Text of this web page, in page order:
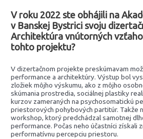
V roku 2022 ste obhájili na
v Banskej Bystrici svoju
Architektúra vnútorných
tohto projektu?
V dizertačnom projekte preskúmavam
performance a architektúry. Výstup bol
zložiek môjho výskumu, ako z môjho
skúmania prostredia, sociálnej plastiky
kurzov zameraných na psychosomatickú
priestorových pohybových partitúr. Takže
workshop, ktorý predchádzal samotnej
performance. Počas neho účastníci získali
performatívnu percepciu priestoru.